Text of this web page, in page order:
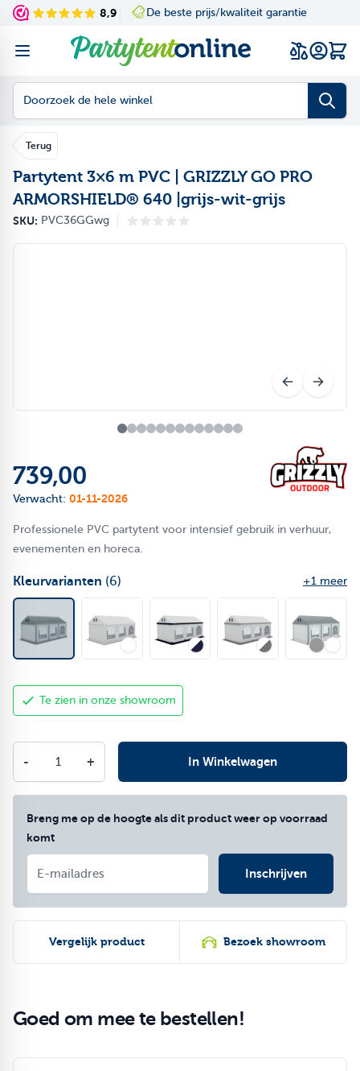
Ga naar de inhoud8,9 Navigating through
Press to skip the
De beste prijs/kwaliteit garantie
Terug
Partytent 3×6 m PVC | GRIZZLY GO PRO
ARMORSHIELD® 640 |grijs-wit-grijs
SKU: PVC36GGwg
739,00
Verwacht: 01-11-2026
Professionele PVC partytent voor intensief gebruik in verhuur,
evenementen en horeca.
Kleurvarianten (6) +1 meer
Te zien in onze showroom
- + In Winkelwagen
Breng me op de hoogte als dit product weer op voorraad
komt
Inschrijven
Vergelijk product Bezoek showroom
Goed om mee te bestellen!
Druk om carrousel over te slaan